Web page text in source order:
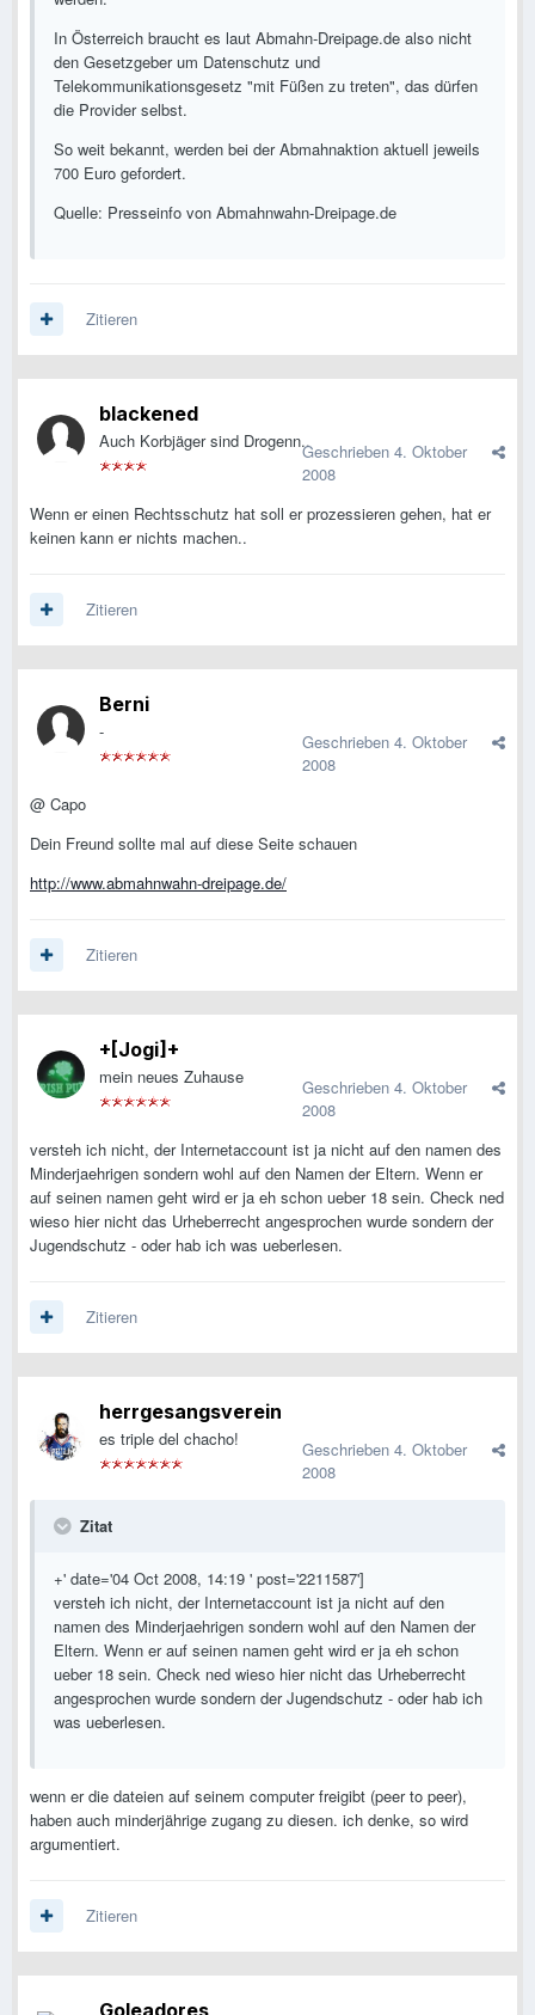
In Österreich braucht es laut Abmahn-Dreipage.de also nicht
den Gesetzgeber um Datenschutz und
Telekommunikationsgesetz "mit Füßen zu treten", das dürfen
die Provider selbst.
So weit bekannt, werden bei der Abmahnaktion aktuell jeweils
700 Euro gefordert.
Quelle: Presseinfo von Abmahnwahn-Dreipage.de
Zitieren
blackened
Auch Korbjäger sind Drogenn..Geschrieben 4. Oktober
2008
Wenn er einen Rechtsschutz hat soll er prozessieren gehen, hat er
keinen kann er nichts machen..
Zitieren
Berni
- Geschrieben 4. Oktober
2008
@ Capo
Dein Freund sollte mal auf diese Seite schauen
http://www.abmahnwahn-dreipage.de/
Zitieren
+[Jogi]+
mein neues Zuhause Geschrieben 4. Oktober
2008
versteh ich nicht, der Internetaccount ist ja nicht auf den namen des
Minderjaehrigen sondern wohl auf den Namen der Eltern. Wenn er
auf seinen namen geht wird er ja eh schon ueber 18 sein. Check ned
wieso hier nicht das Urheberrecht angesprochen wurde sondern der
Jugendschutz - oder hab ich was ueberlesen.
Zitieren
herrgesangsverein
es triple del chacho! Geschrieben 4. Oktober
2008
Zitat
+' date='04 Oct 2008, 14:19 ' post='2211587']
versteh ich nicht, der Internetaccount ist ja nicht auf den
namen des Minderjaehrigen sondern wohl auf den Namen der
Eltern. Wenn er auf seinen namen geht wird er ja eh schon
ueber 18 sein. Check ned wieso hier nicht das Urheberrecht
angesprochen wurde sondern der Jugendschutz - oder hab ich
was ueberlesen.
wenn er die dateien auf seinem computer freigibt (peer to peer),
haben auch minderjährige zugang zu diesen. ich denke, so wird
argumentiert.
Zitieren